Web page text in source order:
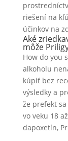
riešení na
účinkov na
Aké
môže
How do you
alkoholu
kúpiť bez
výsledky a
že prefekt
vo veku 18
dapoxetín,